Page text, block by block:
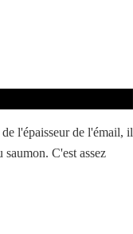
l'épaisseur de l'émail, il
C'est assez